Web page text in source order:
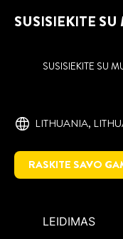
SUSISIEKITE
SUSISIEKITE SU
LITHUANIA,
RASKITE SAVO
LEIDIMAS